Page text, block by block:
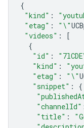
{
"kind" :
"etag" : "\"
"videos" :
[
{
"id" :
"kind" :
"etag" : "\"
"snippet" :
{
"channelId"
"title" :